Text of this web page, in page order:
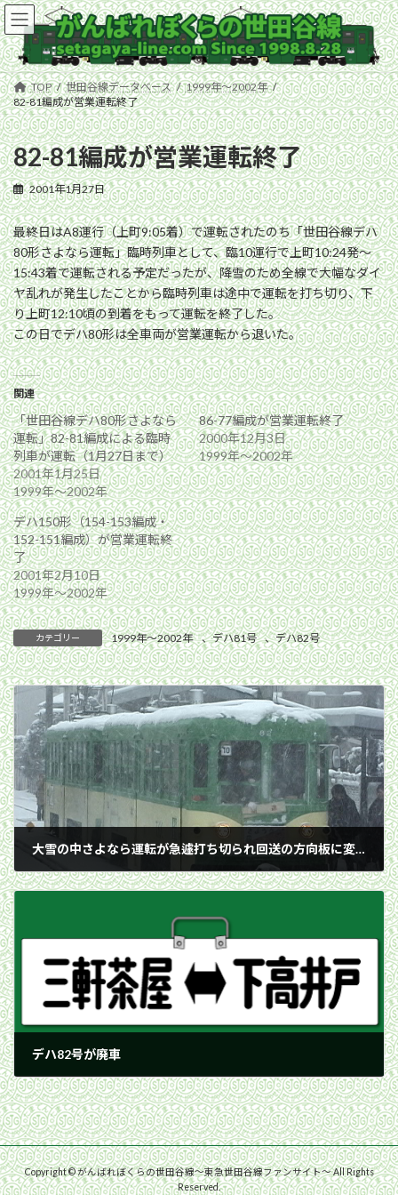
コ
ン
テ
ン
ツ
へ
ス
キ
ッ
プ
ナ
ビ
ゲ
ー
シ
ョ
ン
に
移
動
TOP 世田谷線データベース
1999年〜2002年
82-81編成が営業運転終了
82-81編成が営業運転終了
2001年1月27日
最終日はA8運行（上町9:05着）で運転されたのち「世田谷線デハ
80形さよなら運転」臨時列車として、臨10運行で上町10:24発〜
15:43着で運転される予定だったが、降雪のため全線で大幅なダイ
ヤ乱れが発生したことから臨時列車は途中で運転を打ち切り、下
り上町12:10頃の到着をもって運転を終了した。
この日でデハ80形は全車両が営業運転から退いた。
関連
「世田谷線デハ80形さよなら
運転」82-81編成による臨時
列車が運転（1月27日まで）
2001年1月25日
1999年〜2002年
86-77編成が営業運転終了
2000年12月3日
1999年〜2002年
デハ150形（154-153編成・
152-151編成）が営業運転終
了
2001年2月10日
1999年〜2002年
カテゴリー 1999年〜2002年 、デハ81号 、デハ82号
大雪の中さよなら運転が急遽打ち切られ回送の方向板に変更される82-81編成玉電塗装／2001年1月27日 西太子堂駅
2001年1月27日
デハ82号が廃車
2001年1月28日
Copyright © がんばれぼくらの世田谷線〜東急世田谷線ファンサイト〜 All Rights
Reserved.